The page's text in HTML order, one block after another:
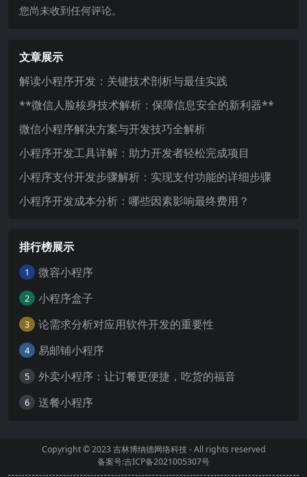
您尚未收到任何评论。
文章展示
解读小程序开发：关键技术剖析与最佳实践
**微信人脸核身技术解析：保障信息安全的新利器**
微信小程序解决方案与开发技巧全解析
小程序开发工具详解：助力开发者轻松完成项目
小程序支付开发步骤解析：实现支付功能的详细步骤
小程序开发成本分析：哪些因素影响最终费用？
排行榜展示
1 微容小程序
2 小程序盒子
3 论需求分析对应用软件开发的重要性
4 易邮铺小程序
5 外卖小程序：让订餐更便捷，吃货的福音
6 送餐小程序
Copyright © 2023吉林博纳德网络科技- All rights reserved
备案号:吉ICP备2021005307号